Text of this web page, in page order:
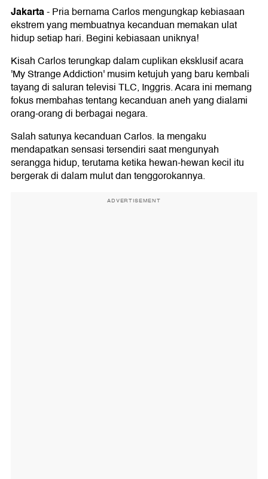
Jakarta-Pria bernama Carlos mengungkap kebiasaan
ekstrem yang membuatnya kecanduan memakan ulat
hidup setiap hari. Begini kebiasaan uniknya!
Kisah Carlos terungkap dalam cuplikan eksklusif acara
'My Strange Addiction' musim ketujuh yang baru kembali
tayang di saluran televisi TLC, Inggris. Acara ini memang
fokus membahas tentang kecanduan aneh yang dialami
orang-orang di berbagai negara.
Salah satunya kecanduan Carlos. Ia mengaku
mendapatkan sensasi tersendiri saat mengunyah
serangga hidup, terutama ketika hewan-hewan kecil itu
bergerak di dalam mulut dan tenggorokannya.
ADVERTISEMENT